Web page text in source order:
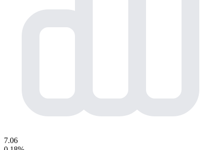
7.06